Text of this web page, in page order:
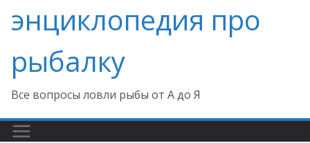
энциклопедия про
рыбалку
Все вопросы ловли рыбы от А до Я